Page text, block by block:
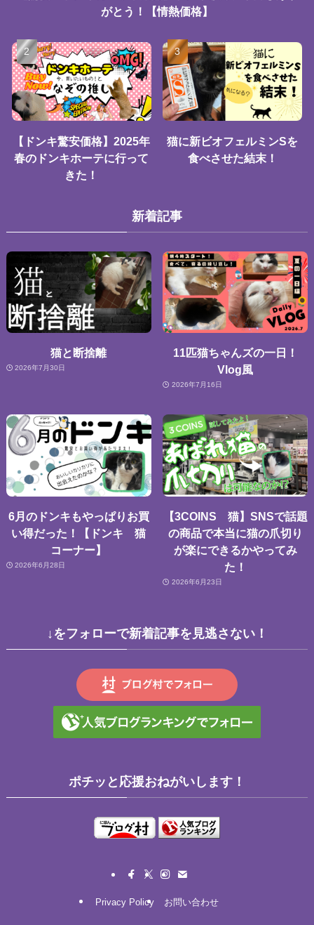
がとう！【情熱価格】
【ドンキ驚安価格】2025年
春のドンキホーテに行って
きた！
猫に新ビオフェルミンSを
食べさせた結末！
新着記事
猫と断捨離
2026年7月30日
11匹猫ちゃんズの一日！
Vlog風
2026年7月16日
6月のドンキもやっぱりお買
い得だった！【ドンキ 猫
コーナー】
2026年6月28日
【3COINS 猫】SNSで話題
の商品で本当に猫の爪切り
が楽にできるかやってみ
た！
2026年6月23日
↓をフォローで新着記事を見逃さない！
ポチッと応援おねがいします！
Privacy Policy お問い合わせ